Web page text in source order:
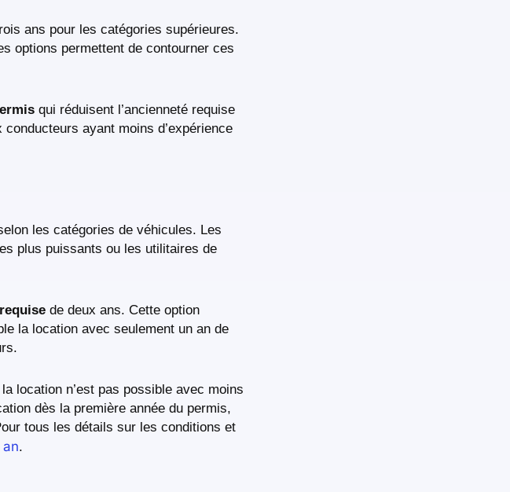
ans pour les catégories supérieures.
options permettent de contourner ces
qui réduisent l’ancienneté requise
ayant moins d’expérience
les catégories de véhicules. Les
plus puissants ou les utilitaires de
de deux ans. Cette option
la location avec seulement un an de
location n’est pas possible avec moins
dès la première année du permis,
tous les détails sur les conditions et
.